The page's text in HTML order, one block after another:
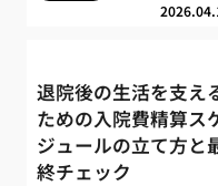
退院後の生活を支え
ための入院費精算ス
ジュールの立て方と
終チェック